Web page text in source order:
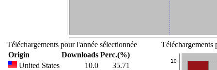
Téléchargements pour l'année sélectionnée
Origin
Downloads Perc.(%)
United States
10.0
35.71
Téléchargements